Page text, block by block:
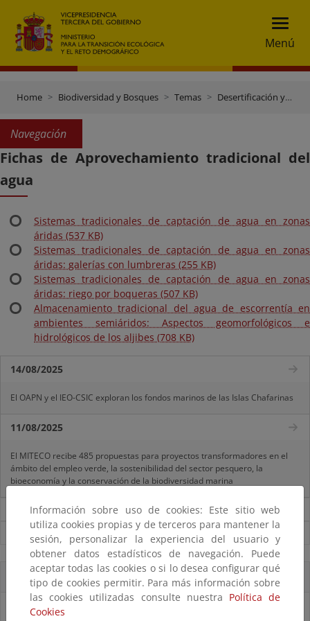
Menú
Home Biodiversidad y Bosques Temas Desertificación y Restauración forestal
Navegación
Fichas de Aprovechamiento tradicional del
agua
Sistemas tradicionales de captación de agua en zonas
áridas (537 KB)
Sistemas tradicionales de captación de agua en zonas
áridas: galerías con lumbreras (255 KB)
Sistemas tradicionales de captación de agua en zonas
áridas: riego por boqueras (507 KB)
Almacenamiento tradicional del agua de escorrentía en
ambientes semiáridos: Aspectos geomorfológicos e
hidrológicos de los aljibes (708 KB)
14/08/2025
El OAPN y el IEO-CSIC exploran los fondos marinos de las Islas Chafarinas
11/08/2025
El MITECO recibe 485 propuestas para proyectos transformadores en el
ámbito del empleo verde, la sostenibilidad del sector pesquero, la
bioeconomía y la conservación de la biodiversidad marina
Noticias sobre Reto Demográfico
Ver todas las noticias
Accesos directos
Información sobre uso de cookies: Este sitio web
utiliza cookies propias y de terceros para mantener la
sesión, personalizar la experiencia del usuario y
obtener datos estadísticos de navegación. Puede
aceptar todas las cookies o si lo desea configurar qué
tipo de cookies permitir. Para más información sobre
las cookies utilizadas consulte nuestra Política de
Cookies